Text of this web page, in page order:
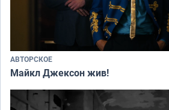
АВТОРСКОЕ
Майкл Джексон жив!